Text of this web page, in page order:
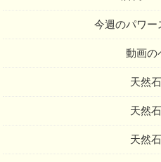
今週のパワー
動画の
天然
天然
天然